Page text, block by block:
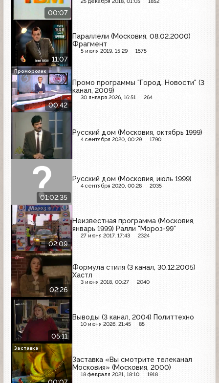
00:07
11:07
Параллели (Московия, 08.02.2000)
Фрагмент
5 июля 2019, 15:29 1575
00:42
Промо программы "Город. Новости" (3
канал, 2009)
30 января 2026, 16:51 264
Проморолик
Русский дом (Московия, октябрь 1999)
4 сентября 2020, 00:29 1790
01:02:35
Русский дом (Московия, июль 1999)
4 сентября 2020, 00:28 2035
02:09
Неизвестная программа (Московия,
январь 1999) Ралли "Мороз-99"
27 июня 2017, 17:43 2324
02:26
Формула стиля (3 канал, 30.12.2005)
Хастл
3 июня 2018, 00:27 2040
05:11
Выводы (3 канал, 2004) Политтехно
10 июня 2026, 21:45 85
Заставка «Вы смотрите телеканал
Московия» (Московия, 2000)
18 февраля 2021, 18:10 1918
Заставка